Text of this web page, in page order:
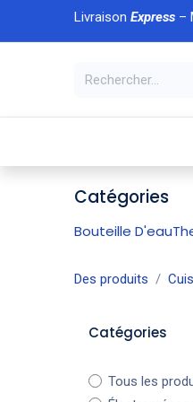
Se rendre au contenu
Livraison Express–
Catégories
Bouteille D'eau
Des produits
Catégories
Tous les